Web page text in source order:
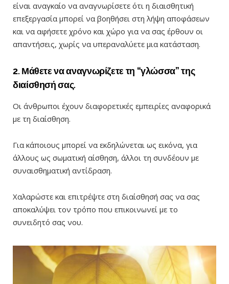
είναι αναγκαίο να αναγνωρίσετε ότι η διαισθητική
επεξεργασία μπορεί να βοηθήσει στη λήψη αποφάσεων
και να αφήσετε χρόνο και χώρο για να σας έρθουν οι
απαντήσεις, χωρίς να υπεραναλύετε μια κατάσταση.
2. Μάθετε να αναγνωρίζετε τη “γλώσσα” της
διαίσθησή σας.
Οι άνθρωποι έχουν διαφορετικές εμπειρίες αναφορικά
με τη διαίσθηση.
Για κάποιους μπορεί να εκδηλώνεται ως εικόνα, για
άλλους ως σωματική αίσθηση, άλλοι τη συνδέουν με
συναισθηματική αντίδραση.
Χαλαρώστε και επιτρέψτε στη διαίσθησή σας να σας
αποκαλύψει τον τρόπο που επικοινωνεί με το
συνειδητό σας νου.